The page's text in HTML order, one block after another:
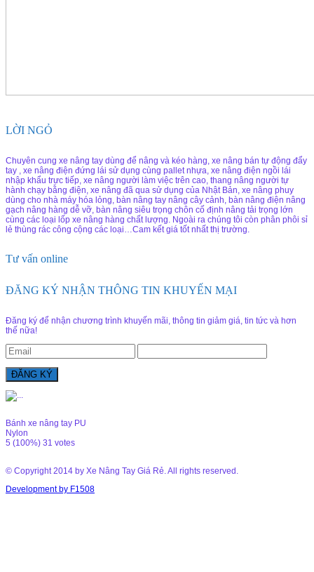
LỜI NGỎ
Chuyên cung xe nâng tay dùng để nâng và kéo hàng, xe nâng bán tự động đẩy
tay , xe nâng điện đứng lái sử dụng cùng pallet nhựa, xe nâng điện ngồi lái
nhập khẩu trực tiếp, xe nâng người làm việc trên cao, thang nâng người tự
hành chạy bằng điện, xe nâng đã qua sử dụng của Nhật Bản, xe nâng phuy
dùng cho nhà máy hóa lỏng, bàn nâng tay nâng cây cảnh, bàn nâng điện nâng
gạch nâng hàng dễ vỡ, bàn nâng siêu trọng chôn cố định nâng tải trọng lớn
cùng các loại lốp xe nâng hàng chất lượng. Ngoài ra chúng tôi còn phân phôi sỉ
lẻ thùng rác công cộng các loại…Cam kết giá tốt nhất thị trường.
Tư vấn online
ĐĂNG KÝ NHẬN THÔNG TIN KHUYẾN MẠI
Đăng ký để nhận chương trình khuyến mãi, thông tin giảm giá, tin tức và hơn
thế nữa!
Bánh xe nâng tay PU
Nylon
5 (100%) 31 votes
© Copyright 2014 by Xe Nâng Tay Giá Rẻ. All rights reserved.
Development by F1508